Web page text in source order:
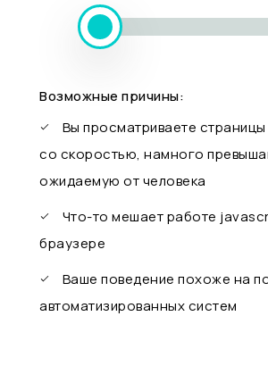
Возможные причины:
Вы просматриваете страницы
со скоростью, намного
ожидаемую от человека
Что-то мешает работе
браузере
Ваше поведение похоже на
автоматизированных систем